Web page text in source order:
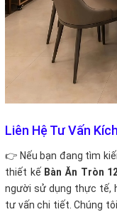
Liên Hệ Tư Vấn
👉 Nếu bạn đang tìm
thiết kế Bàn Ăn Tròn
người sử dụng thực tế,
tư vấn chi tiết. Chúng